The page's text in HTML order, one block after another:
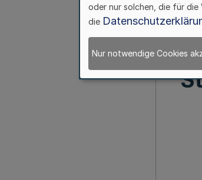
oder nur solchen, die für die
die
Nur notwendige Cookies